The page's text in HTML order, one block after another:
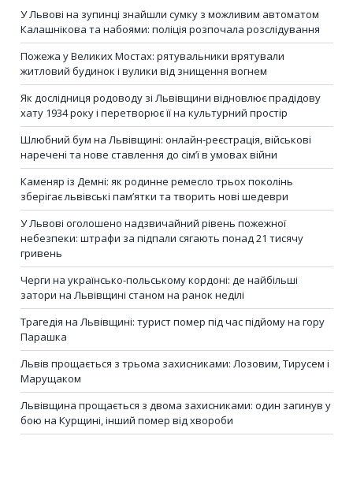
У Львові на зупинці знайшли сумку з можливим автоматом
Калашнікова та набоями: поліція розпочала розслідування
Пожежа у Великих Мостах: рятувальники врятували
житловий будинок і вулики від знищення вогнем
Як дослідниця родоводу зі Львівщини відновлює прадідову
хату 1934 року і перетворює її на культурний простір
Шлюбний бум на Львівщині: онлайн-реєстрація, військові
наречені та нове ставлення до сім’ї в умовах війни
Каменяр із Демні: як родинне ремесло трьох поколінь
зберігає львівські пам’ятки та творить нові шедеври
У Львові оголошено надзвичайний рівень пожежної
небезпеки: штрафи за підпали сягають понад 21 тисячу
гривень
Черги на українсько-польському кордоні: де найбільші
затори на Львівщині станом на ранок неділі
Трагедія на Львівщині: турист помер під час підйому на гору
Парашка
Львів прощається з трьома захисниками: Лозовим, Тирусем і
Марущаком
Львівщина прощається з двома захисниками: один загинув у
бою на Курщині, інший помер від хвороби